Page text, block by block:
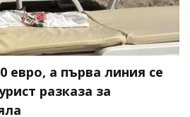
евро, а първа линия се
разказа за